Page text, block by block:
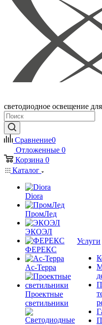
светодиодное освещение
Сравнение0
Отложенные 0
Корзина 0
Каталог
Diora
ПромЛед
ЭКОЭЛ
ФЕРЕКС
Ас-Терра
Проектные
светильники
Услуги